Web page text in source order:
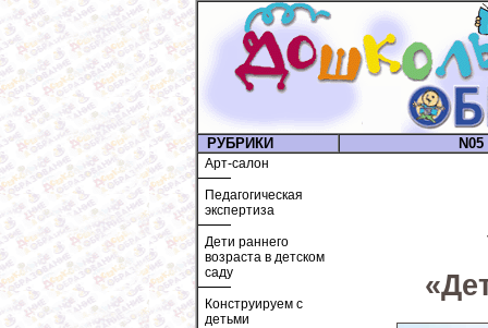
РУБРИКИ
Арт-салон
Педагогическая
экспертиза
Дети раннего
возраста в детском
саду
Конструируем с
детьми